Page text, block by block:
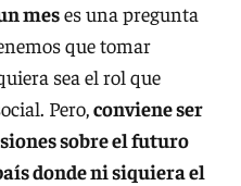
meses una pregunta
que tomar
sea el rol que
Pero,conviene ser
sobre el futuro
donde ni siquiera el